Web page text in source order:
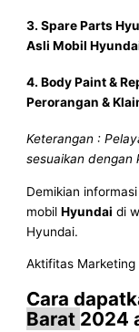
3. Spare Parts
Asli Mobil
4. Body Paint &
Perorangan &
Keterangan :
sesuaikan dengan
Demikian
mobilHyundai di
Hyundai.
Aktifitas Marketing
Cara
Barat 2024